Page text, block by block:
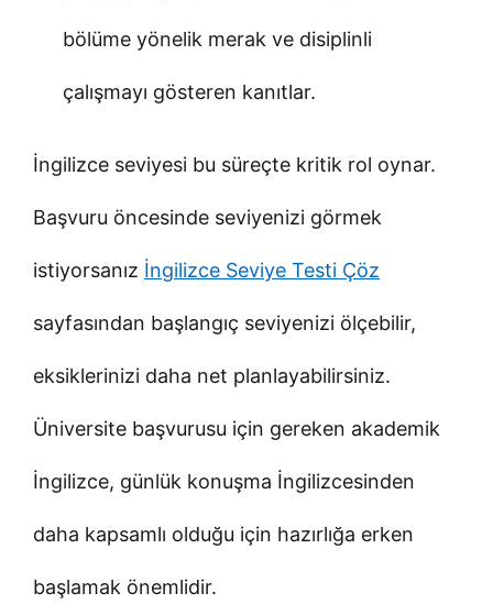
bölüme yönelik merak ve disiplinli
çalışmayı gösteren kanıtlar.
İngilizce seviyesi bu süreçte kritik rol oynar.
Başvuru öncesinde seviyenizi görmek
istiyorsanız İngilizce Seviye Testi Çöz
sayfasından başlangıç seviyenizi ölçebilir,
eksiklerinizi daha net planlayabilirsiniz.
Üniversite başvurusu için gereken akademik
İngilizce, günlük konuşma İngilizcesinden
daha kapsamlı olduğu için hazırlığa erken
başlamak önemlidir.